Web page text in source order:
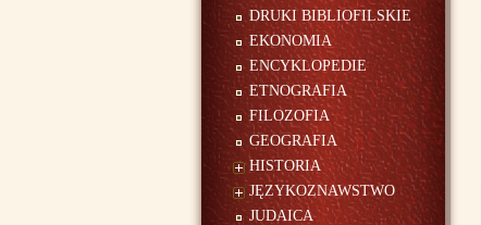
DRUKI BIBLIOFILSKIE
EKONOMIA
ENCYKLOPEDIE
ETNOGRAFIA
FILOZOFIA
GEOGRAFIA
HISTORIA
JĘZYKOZNAWSTWO
JUDAICA